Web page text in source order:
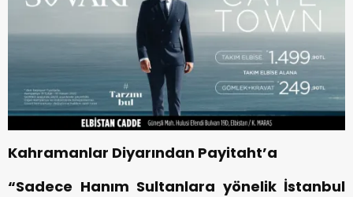
Kahramanlar Diyarından Payitaht’a
“Sadece Hanım Sultanlara yönelik İstanbul